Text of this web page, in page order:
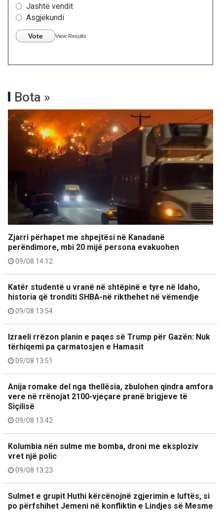
Jashtë vendit
Asgjëkundi
Vote View Results
Bota »
Zjarri përhapet me shpejtësi në Kanadanë
perëndimore, mbi 20 mijë persona evakuohen
09/08 14:12
Katër studentë u vranë në shtëpinë e tyre në Idaho,
historia që tronditi SHBA-në rikthehet në vëmendje
09/08 13:54
Izraeli rrëzon planin e paqes së Trump për Gazën: Nuk
tërhiqemi pa çarmatosjen e Hamasit
09/08 13:51
Anija romake del nga thellësia, zbulohen qindra amfora
vere në rrënojat 2100-vjeçare pranë brigjeve të
Siçilisë
09/08 13:42
Kolumbia nën sulme me bomba, droni me eksploziv
vret një polic
09/08 13:23
Sulmet e grupit Huthi kërcënojnë zgjerimin e luftës, si
po përfshihet Jemeni në konfliktin e Lindjes së Mesme